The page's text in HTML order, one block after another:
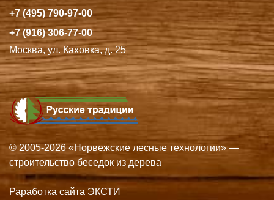
+7 (495) 790-97-00
+7 (916) 306-77-00
Москва, ул. Каховка, д. 25
© 2005-2026 «Норвежские лесные технологии» —
строительство беседок из дерева
Раработка сайта ЭКСТИ